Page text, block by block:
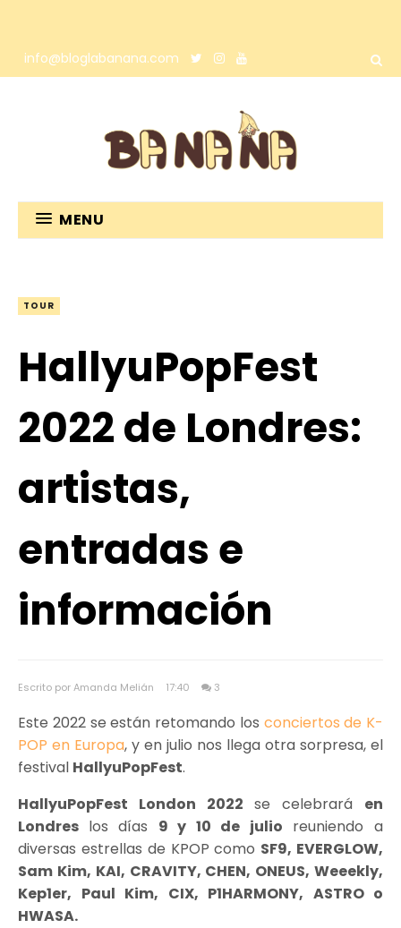
info@bloglabanana.com
MENU
TOUR
HallyuPopFest
2022 de Londres:
artistas,
entradas e
información
Escrito por Amanda Melián 17:40 3
Este 2022 se están retomando los conciertos de K-
POP en Europa, y en julio nos llega otra sorpresa, el
festival HallyuPopFest.
HallyuPopFest London 2022 se celebrará en
Londres los días 9 y 10 de julio reuniendo a
diversas estrellas de KPOP como SF9, EVERGLOW,
Sam Kim, KAI, CRAVITY, CHEN, ONEUS, Weeekly,
Kep1er, Paul Kim, CIX, P1HARMONY, ASTRO o
HWASA.